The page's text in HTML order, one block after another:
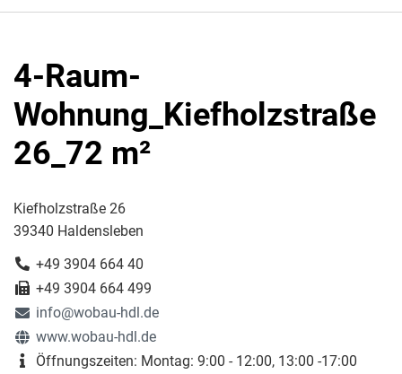
4-Raum-
Wohnung_Kiefholzstraße
26_72 m²
Kiefholzstraße 26
39340 Haldensleben
+49 3904 664 40
+49 3904 664 499
info@wobau-hdl.de
www.wobau-hdl.de
Öffnungszeiten: Montag: 9:00 - 12:00, 13:00 -17:00